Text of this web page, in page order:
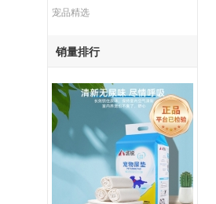
宠品精选
销量排行